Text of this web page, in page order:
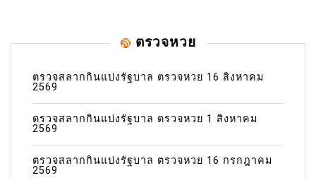
ตรวจหวย
ตรวจสลากกินแบ่งรัฐบาล ตรวจหวย 16 สิงหาคม
2569
ตรวจสลากกินแบ่งรัฐบาล ตรวจหวย 1 สิงหาคม
2569
ตรวจสลากกินแบ่งรัฐบาล ตรวจหวย 16 กรกฎาคม
2569